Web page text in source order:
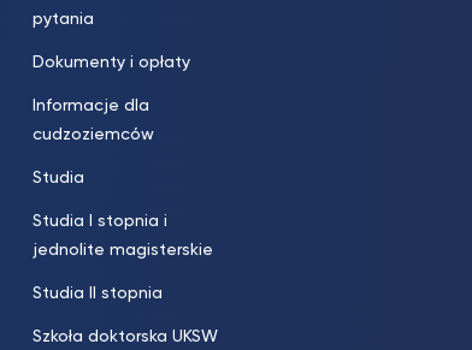
pytania
Dokumenty i opłaty
Informacje dla
cudzoziemców
Studia
Studia I stopnia i
jednolite magisterskie
Studia II stopnia
Szkoła doktorska UKSW